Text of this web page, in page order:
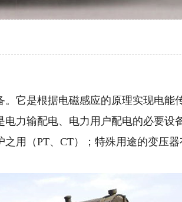
它是根据电磁感应的原理实现电能
力输配电、电力用户配电的必要设
用（PT、CT）；特殊用途的变压